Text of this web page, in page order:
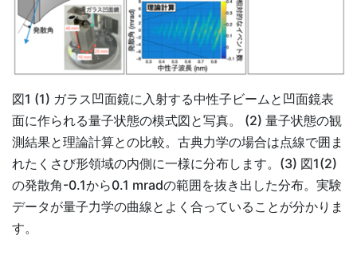
図1 (1) ガラス凹面鏡に入射する中性子ビームと凹面鏡表
面に作られる量子状態の模式図と写真。 (2) 量子状態の観
測結果と理論計算との比較。古典力学の場合は点線で囲ま
れたくさび形領域の内側に一様に分布します。(3) 図1(2)
の発散角-0.1から0.1 mradの範囲を抜き出した分布。実験
データが量子力学の曲線とよく合っていることが分かりま
す。